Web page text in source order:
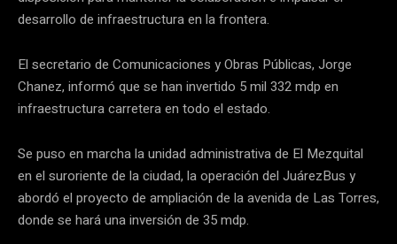
desarrollo de infraestructura en la frontera.
El secretario de Comunicaciones y Obras Públicas, Jorge
Chanez, informó que se han invertido 5 mil 332 mdp en
infraestructura carretera en todo el estado.
Se puso en marcha la unidad administrativa de El Mezquital
en el suroriente de la ciudad, la operación del JuárezBus y
abordó el proyecto de ampliación de la avenida de Las Torres,
donde se hará una inversión de 35 mdp.